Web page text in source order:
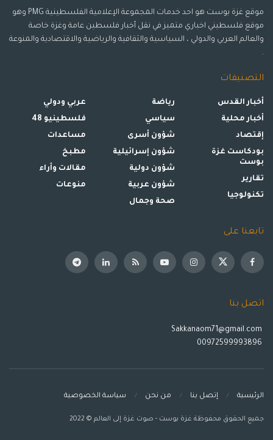
موقع غزة بوست هو احد خدمات المجموعة الإعلامية الفلسطينية PMG وهو
موقع فلسطيني اخباري متميز في نقل أخبار فلسطين عامة وغزة خاصة
والعالم العربي والدولي ، السياسية والثقافية والرياضية والاقتصادية والمنوعة
.
التصنيفات
أخبار القدس
أخبار محلية
إقتصاد
بودكاست غزة
بوست
تقارير
تكنولوجيا
رياضة
سياسي
شؤون أسرى
شؤون إسرائيلية
شؤون دولية
شؤون عربية
صحة وجمال
عربي ودولي
فلسطينيو 48
مساعدات
مطبخ
مقالات وأراء
منوعات
تابعنا على
اتصل بنا
Sakkanaom71@gmail.com
الرئيسية إتصل بنا من نحن سياسة الخصوصية
جميع الحقوق محفوظة غزة بوست - صوت غزة إلى العالم © 2022